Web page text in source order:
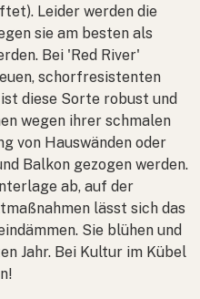
Leider werden die
sie am besten als
Bei 'Red River'
schorfresistenten
diese Sorte robust und
wegen ihrer schmalen
von Hauswänden oder
Balkon gezogen werden.
ab, auf der
lässt sich das
Sie blühen und
Jahr. Bei Kultur im Kübel